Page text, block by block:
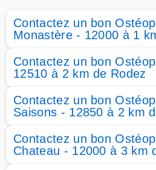
Contactez un bon
Monastère - 12000 à 1
Contactez un bon
12510 à 2 km de Rodez
Contactez un bon
Saisons - 12850 à 2 km
Contactez un bon
Chateau - 12000 à 3 km